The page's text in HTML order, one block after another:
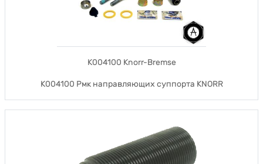
K004100 Knorr-Bremse
K004100 Рмк направляющих суппорта KNORR